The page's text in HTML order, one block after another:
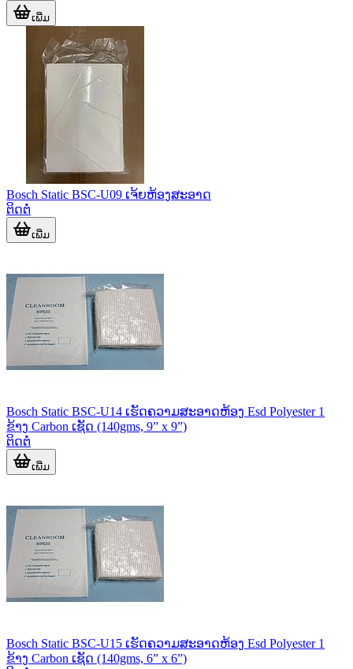
ເພີ່ມ
Bosch Static BSC-U09 ເຈ້ຍຫ້ອງສະອາດ
ຕິດຕໍ່
ເພີ່ມ
Bosch Static BSC-U14 ເຮັດຄວາມສະອາດຫ້ອງ Esd Polyester 1
ຂ້າງ Carbon ເຊັດ (140gms, 9” x 9”)
ຕິດຕໍ່
ເພີ່ມ
Bosch Static BSC-U15 ເຮັດຄວາມສະອາດຫ້ອງ Esd Polyester 1
ຂ້າງ Carbon ເຊັດ (140gms, 6” x 6”)